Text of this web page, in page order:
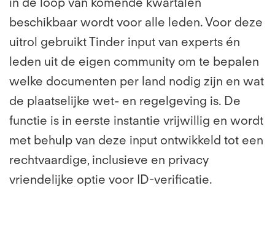
beschikbaar wordt voor alle leden. Voor deze
uitrol gebruikt Tinder input van experts én
leden uit de eigen community om te bepalen
welke documenten per land nodig zijn en wat
de plaatselijke wet- en regelgeving is. De
functie is in eerste instantie vrijwillig en wordt
met behulp van deze input ontwikkeld tot een
rechtvaardige, inclusieve en privacy
vriendelijke optie voor ID-verificatie.